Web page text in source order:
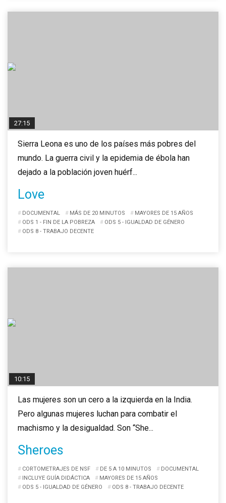
27:15
DOCUMENTAL MÁS DE 20 MINUTOS
MAYORES DE 15 AÑOS
ODS 1 - FIN DE LA POBREZA
ODS 5 - IGUALDAD DE GÉNERO
ODS 8 - TRABAJO DECENTE
Love
Sierra Leona es uno de los países más pobres del
mundo. La guerra civil y la epidemia de ébola han
dejado a la población joven huérf...
10:15
CORTOMETRAJES DE NSF DE 5 A 10 MINUTOS
DOCUMENTAL
INCLUYE GUÍA DIDÁCTICA
MAYORES DE 15 AÑOS
ODS 5 - IGUALDAD DE GÉNERO
ODS 8 - TRABAJO DECENTE
Sheroes
Las mujeres son un cero a la izquierda en la India.
Pero algunas mujeres luchan para combatir el
machismo y la desigualdad. Son “She...